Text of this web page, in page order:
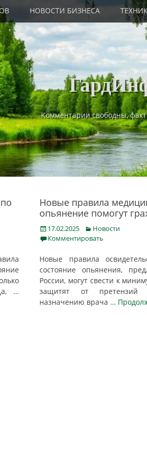
НОВОСТИ БИЗНЕСА
Комментарии свободны,
…
Новые правила
опьянение помогут
Posted
on
17.02.2025 Categories
Новости
Комментировать
Новые правила
состояние опьянения,
России, могут свести к
защитят от
назначению врача …